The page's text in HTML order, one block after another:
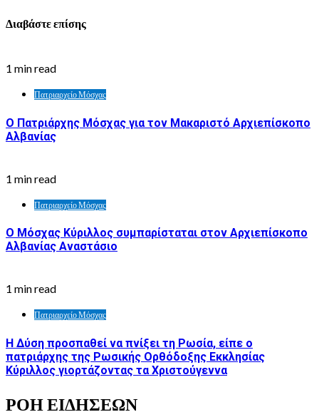
Διαβάστε επίσης
1 min read
Πατριαρχείο Μόσχας
Ο Πατριάρχης Μόσχας για τον Μακαριστό Αρχιεπίσκοπο
Αλβανίας
1 min read
Πατριαρχείο Μόσχας
Ο Μόσχας Κύριλλος συμπαρίσταται στον Αρχιεπίσκοπο
Αλβανίας Αναστάσιο
1 min read
Πατριαρχείο Μόσχας
Η Δύση προσπαθεί να πνίξει τη Ρωσία, είπε ο
πατριάρχης της Ρωσικής Ορθόδοξης Εκκλησίας
Κύριλλος γιορτάζοντας τα Χριστούγεννα
ΡΟΗ ΕΙΔΗΣΕΩΝ